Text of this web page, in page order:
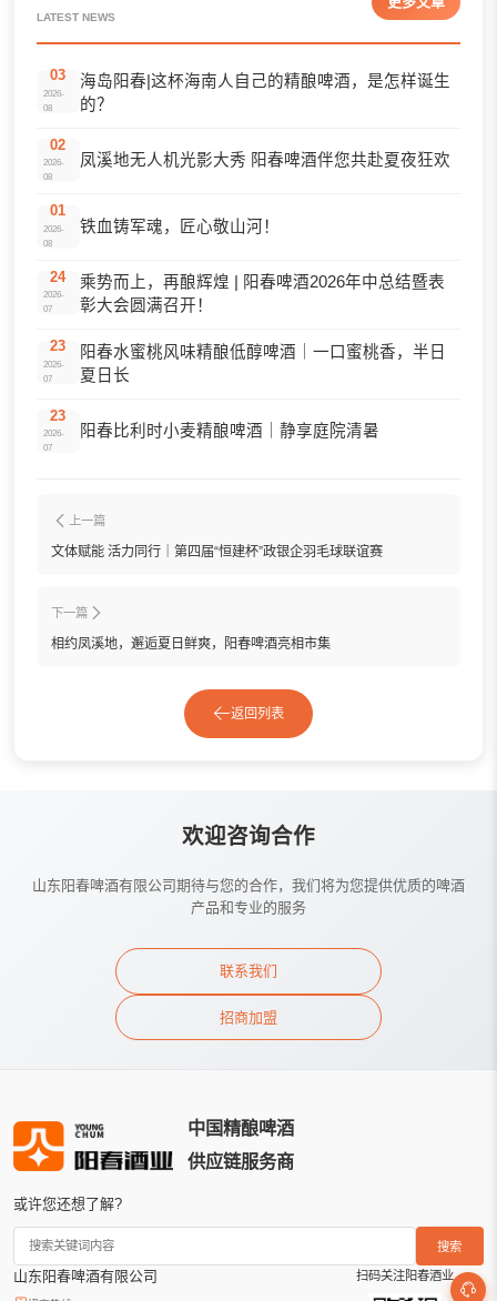
LATEST NEWS
03
2026-
08
海岛阳春|这杯海南人自己的精酿啤酒，是怎样诞生
的？
02
2026-
08
凤溪地无人机光影大秀 阳春啤酒伴您共赴夏夜狂欢
01
2026-
08
铁血铸军魂，匠心敬山河！
24
2026-
07
乘势而上，再酿辉煌 | 阳春啤酒2026年中总结暨表
彰大会圆满召开！
23
2026-
07
阳春水蜜桃风味精酿低醇啤酒｜一口蜜桃香，半日
夏日长
23
2026-
07
阳春比利时小麦精酿啤酒｜静享庭院清暑
上一篇
文体赋能 活力同行｜第四届“恒建杯”政银企羽毛球联谊赛
下一篇
相约凤溪地，邂逅夏日鲜爽，阳春啤酒亮相市集
返回列表
欢迎咨询合作
山东阳春啤酒有限公司期待与您的合作，我们将为您提供优质的啤酒
产品和专业的服务
联系我们
招商加盟
中国精酿啤酒
供应链服务商
或许您还想了解?
搜索
山东阳春啤酒有限公司 扫码关注阳春酒业